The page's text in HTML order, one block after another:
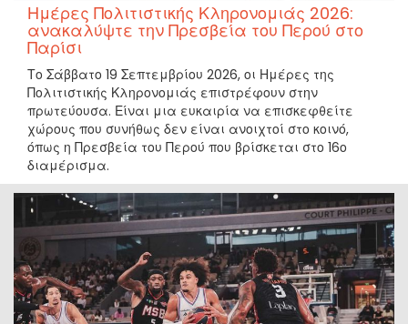
Ημέρες Πολιτιστικής Κληρονομιάς 2026:
ανακαλύψτε την Πρεσβεία του Περού στο
Παρίσι
Το Σάββατο 19 Σεπτεμβρίου 2026, οι Ημέρες της
Πολιτιστικής Κληρονομιάς επιστρέφουν στην
πρωτεύουσα. Είναι μια ευκαιρία να επισκεφθείτε
χώρους που συνήθως δεν είναι ανοιχτοί στο κοινό,
όπως η Πρεσβεία του Περού που βρίσκεται στο 16ο
διαμέρισμα.